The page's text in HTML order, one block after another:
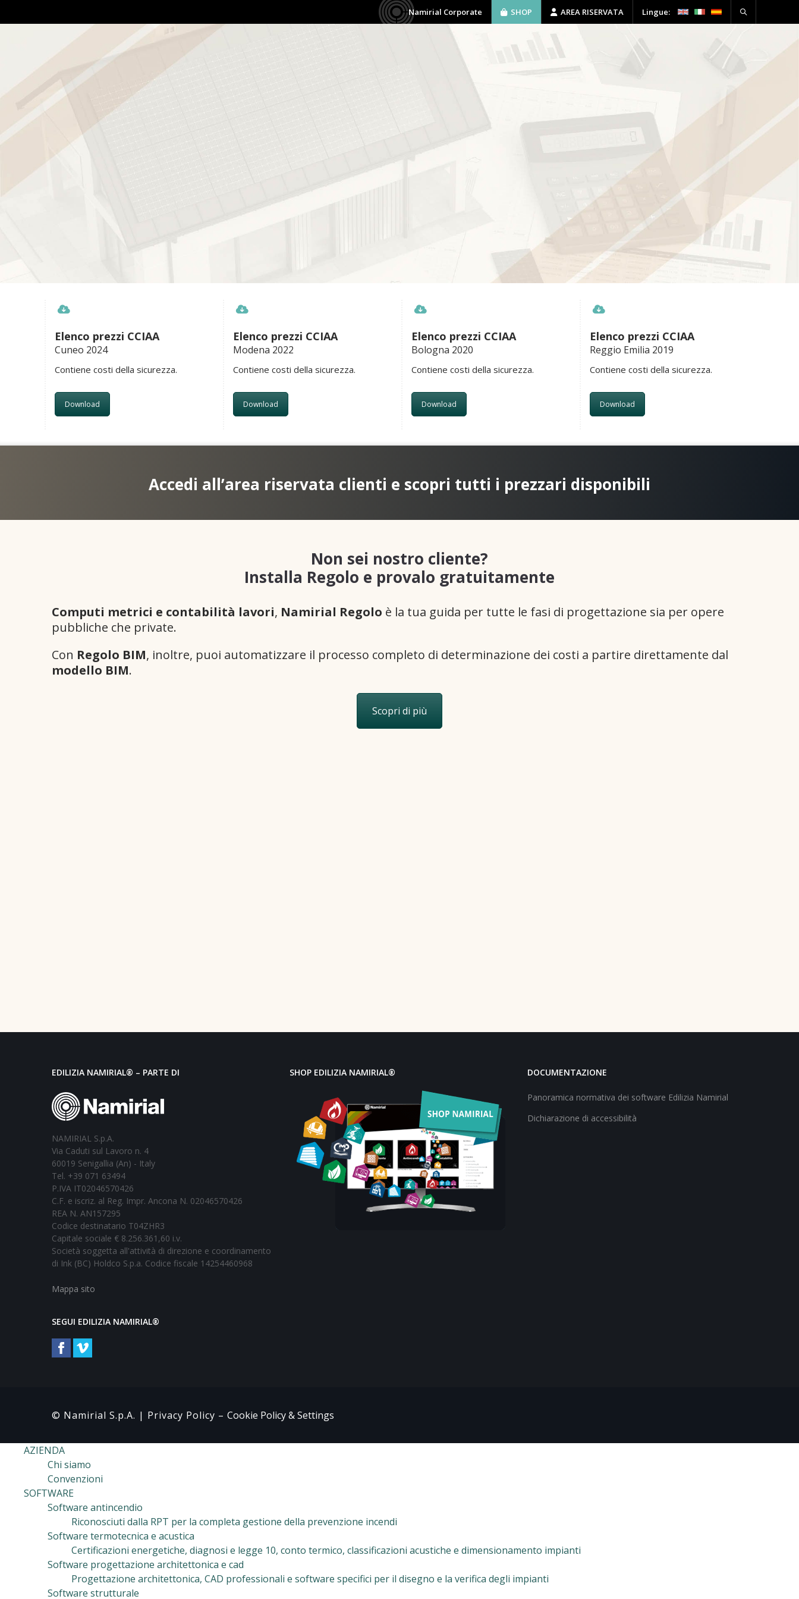
Namirial Corporate SHOP AREA RISERVATA Lingue:
BIM SERVIZI HSE FORMAZIONE CONTATTI
Elenco prezzi Camera di commercio
Namirial Regolo
area riservata
Elenco prezzi CCIAA
Cuneo 2024
Contiene costi della sicurezza.
Download
Elenco prezzi CCIAA
Modena 2022
Contiene costi della sicurezza.
Download
Elenco prezzi CCIAA
Bologna 2020
Contiene costi della sicurezza.
Download
Elenco prezzi CCIAA
Reggio Emilia 2019
Contiene costi della sicurezza.
Download
Accedi all’area riservata clienti e scopri tutti i prezzari disponibili
Non sei nostro cliente?
Installa Regolo e provalo gratuitamente
Computi metrici e contabilità lavori, Namirial Regolo è la tua guida per tutte le fasi di progettazione sia per opere
pubbliche che private.
Con Regolo BIM, inoltre, puoi automatizzare il processo completo di determinazione dei costi a partire direttamente dal
modello BIM.
Scopri di più
EDILIZIA NAMIRIAL® – PARTE DI
NAMIRIAL S.p.A.
Via Caduti sul Lavoro n. 4
60019 Senigallia (An) - Italy
Tel. +39 071 63494
P.IVA IT02046570426
C.F. e iscriz. al Reg. Impr. Ancona N. 02046570426
REA N. AN157295
Codice destinatario T04ZHR3
Capitale sociale € 8.256.361,60 i.v.
Società soggetta all'attività di direzione e coordinamento
di Ink (BC) Holdco S.p.a. Codice fiscale 14254460968
Mappa sito
SEGUI EDILIZIA NAMIRIAL®
SHOP EDILIZIA NAMIRIAL® DOCUMENTAZIONE
Panoramica normativa dei software Edilizia Namirial
Dichiarazione di accessibilità
© Namirial S.p.A. | Privacy Policy – Cookie Policy & Settings
AZIENDA
Chi siamo
Convenzioni
SOFTWARE
Software antincendio
Riconosciuti dalla RPT per la completa gestione della prevenzione incendi
Software termotecnica e acustica
Certificazioni energetiche, diagnosi e legge 10, conto termico, classificazioni acustiche e dimensionamento impianti
Software progettazione architettonica e cad
Progettazione architettonica, CAD professionali e software specifici per il disegno e la verifica degli impianti
Software strutturale